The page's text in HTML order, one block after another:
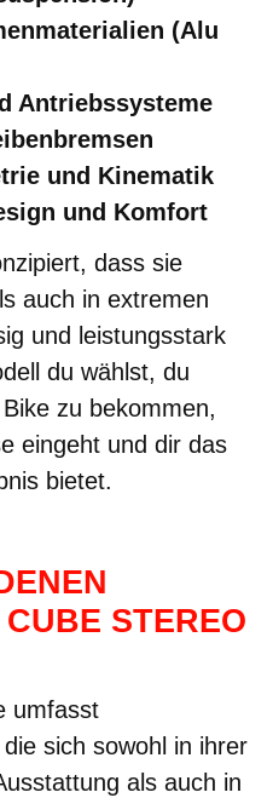
(Alu
Antriebssysteme
und Kinematik
und Komfort
dass sie
auch in extremen
und leistungsstark
du wählst, du
zu bekommen,
eingeht und dir das
bietet.
STEREO
umfasst
sich sowohl in ihrer
als auch in